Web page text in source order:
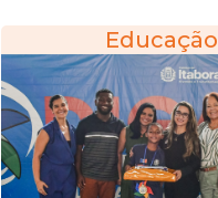
Educação